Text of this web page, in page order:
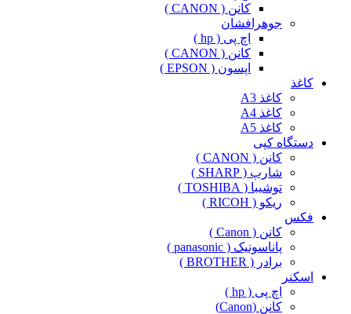
کانن ( CANON )
جوهرافشان
اچ پی ( hp )
کانن ( CANON )
اپسون ( EPSON )
کاغذ
کاغذ A3
کاغذ A4
کاغذ A5
دستگاه کپی
کانن ( CANON )
شارپ ( SHARP )
توشیبا ( TOSHIBA )
ریکو ( RICOH )
فکس
کانن ( Canon )
پاناسونیک ( panasonic )
برادر ( BROTHER )
اسکنر
اچ پی ( hp )
کانن (Canon)